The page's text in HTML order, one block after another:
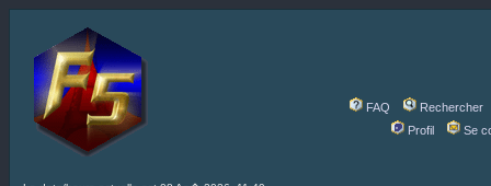
FAQ
Rechercher
Profil
Se